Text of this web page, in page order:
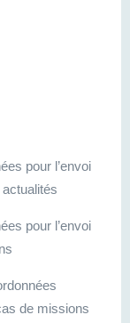
pour l’envoi
pour l’envoi
de missions